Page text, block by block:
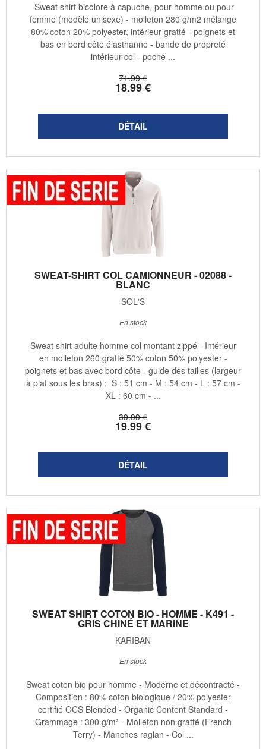
71.99 €
18.99€
Sweat shirt bicolore à capuche, pour homme ou pour
femme (modèle unisexe) - molleton 280 g/m2 mélange
80% coton 20% polyester, intérieur gratté - poignets et
bas en bord côte élasthanne - bande de propreté
intérieur col - poche ...
SWEAT-SHIRT COL CAMIONNEUR - 02088 -
BLANC
SOL'S
39.99 €
19.99€
En stock
Sweat shirt adulte homme col montant zippé - Intérieur
en molleton 260 gratté 50% coton 50% polyester -
poignets et bas avec bord côte - guide des tailles (largeur
à plat sous les bras) : S : 51 cm - M : 54 cm - L : 57 cm -
XL : 60 cm - ...
SWEAT SHIRT COTON BIO - HOMME - K491 -
GRIS CHINÉ ET MARINE
KARIBAN
En stock
Sweat coton bio pour homme - Moderne et décontracté -
Composition : 80% coton biologique / 20% polyester
certifié OCS Blended - Organic Content Standard -
Grammage : 300 g/m² - Molleton non gratté (French
Terry) - Manches raglan - Col ...